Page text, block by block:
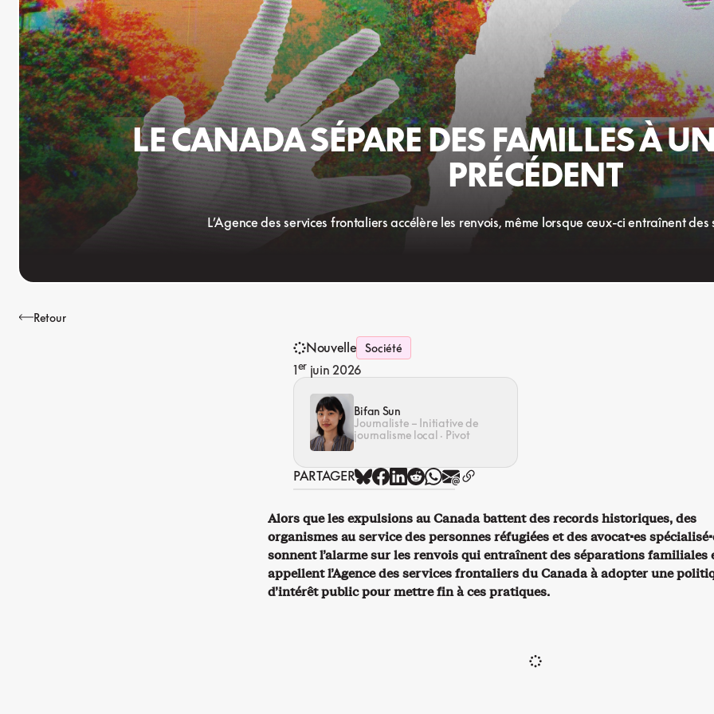
LE CANADA SÉPARE DES FAMILLES À
PRÉCÉDENT
L’Agence des services frontaliers accélère les renvois, même lorsque ceux-ci entraînent
Retour
Nouvelle Société
1er juin 2026
Bifan Sun
Journaliste – Initiative de
journalisme local · Pivot
PARTAGER
Alors que les expulsions au Canada battent des records historiques, des
organismes au service des personnes réfugiées et des avocat·es
sonnent l’alarme sur les renvois qui entraînent des séparations familiales
appellent l’Agence des services frontaliers du Canada à adopter une
d’intérêt public pour mettre fin à ces pratiques.